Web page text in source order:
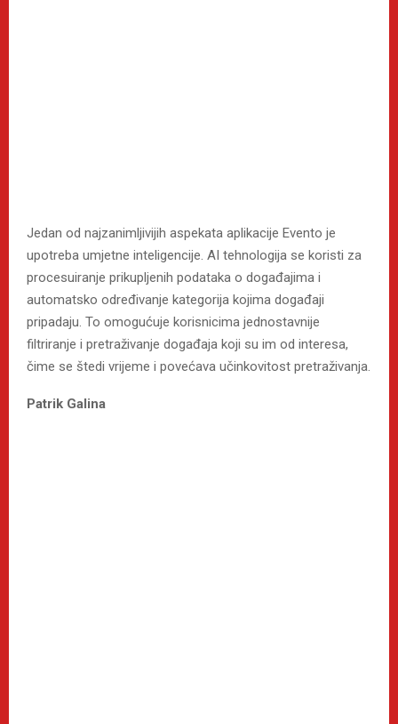
Jedan od najzanimljivijih aspekata aplikacije Evento je
upotreba umjetne inteligencije. AI tehnologija se koristi za
procesuiranje prikupljenih podataka o događajima i
automatsko određivanje kategorija kojima događaji
pripadaju. To omogućuje korisnicima jednostavnije
filtriranje i pretraživanje događaja koji su im od interesa,
čime se štedi vrijeme i povećava učinkovitost pretraživanja.
Patrik Galina